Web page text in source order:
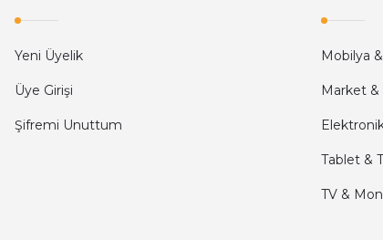
mehmet yıldız | 19/06/2025
Kamil Uğur | 15/06/2025
Yeni Üyelik
Üye Girişi
Şifremi Unuttum
Mobilya
Market
Tablet &
TV &